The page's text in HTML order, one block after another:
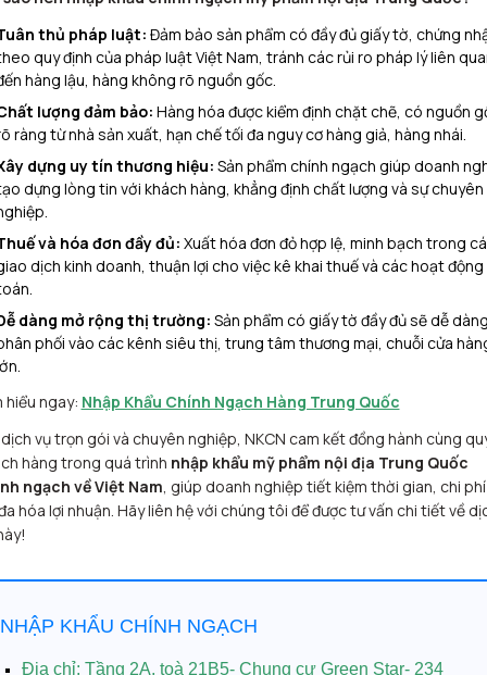
thủ pháp luật: Đảm bảo sản phẩm có đầy đủ giấy tờ, chứng
quy định của pháp luật Việt Nam, tránh các rủi ro pháp lý liên
hàng lậu, hàng không rõ nguồn gốc.
lượng đảm bảo: Hàng hóa được kiểm định chặt chẽ, có nguồn
ràng từ nhà sản xuất, hạn chế tối đa nguy cơ hàng giả, hàng nhái.
dựng uy tín thương hiệu: Sản phẩm chính ngạch giúp doanh
dựng lòng tin với khách hàng, khẳng định chất lượng và sự chuyên
và hóa đơn đầy đủ: Xuất hóa đơn đỏ hợp lệ, minh bạch trong
dịch kinh doanh, thuận lợi cho việc kê khai thuế và các hoạt động
dàng mở rộng thị trường: Sản phẩm có giấy tờ đầy đủ sẽ dễ
phối vào các kênh siêu thị, trung tâm thương mại, chuỗi cửa
hiểu ngay: Nhập Khẩu Chính Ngạch Hàng Trung Quốc
vụ trọn gói và chuyên nghiệp, NKCN cam kết đồng hành cùng
hàng trong quá trình nhập khẩu mỹ phẩm nội địa Trung Quốc
ngạch về Việt Nam , giúp doanh nghiệp tiết kiệm thời gian, chi
hóa lợi nhuận. Hãy liên hệ với chúng tôi để được tư vấn chi tiết về
NHẬP KHẨU CHÍNH NGẠCH
Địa chỉ: Tầng 2A, toà 21B5- Chung cư Green Star- 234